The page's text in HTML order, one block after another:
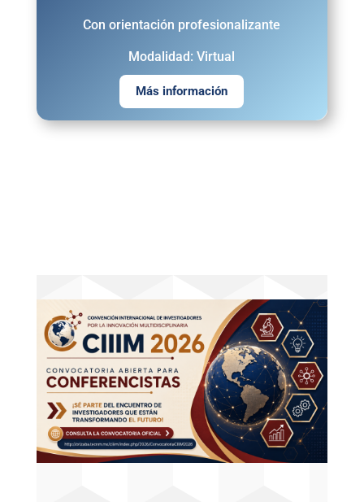
Con orientación profesionalizante
Modalidad: Virtual
Más información